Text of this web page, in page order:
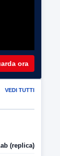
ora
VEDI TUTTI
(replica)